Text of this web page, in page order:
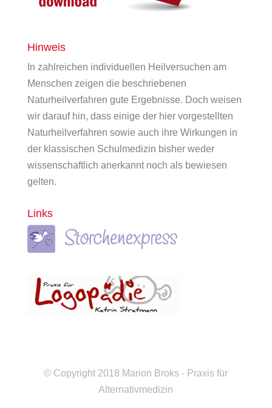
Hinweis
In zahlreichen individuellen Heilversuchen am
Menschen zeigen die beschriebenen
Naturheilverfahren gute Ergebnisse. Doch weisen
wir darauf hin, dass einige der hier vorgestellten
Naturheilverfahren sowie auch ihre Wirkungen in
der klassischen Schulmedizin bisher weder
wissenschaftlich anerkannt noch als bewiesen
gelten.
Links
© Copyright 2018 Marion Broks - Praxis für
Alternativmedizin